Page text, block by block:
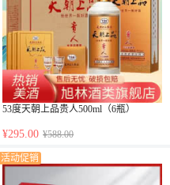
53度天朝上品贵人500ml（6瓶）
¥295.00 ¥588.00
活动促销